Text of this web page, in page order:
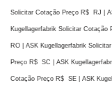
Solicitar Cotação Preço R$ RJ |
Kugellagerfabrik Solicitar
RO | ASK Kugellagerfabrik
Preço R$ SC | ASK
Cotação Preço R$ SE | ASK